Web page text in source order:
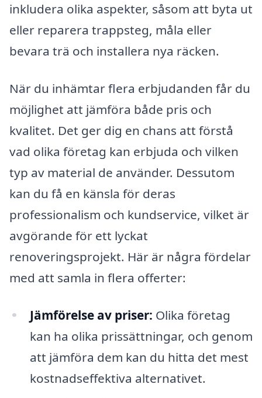
inkludera olika aspekter, såsom att byta ut
eller reparera trappsteg, måla eller
bevara trä och installera nya räcken.
När du inhämtar flera erbjudanden får du
möjlighet att jämföra både pris och
kvalitet. Det ger dig en chans att förstå
vad olika företag kan erbjuda och vilken
typ av material de använder. Dessutom
kan du få en känsla för deras
professionalism och kundservice, vilket är
avgörande för ett lyckat
renoveringsprojekt. Här är några fördelar
med att samla in flera offerter:
Jämförelse av priser: Olika företag
kan ha olika prissättningar, och genom
att jämföra dem kan du hitta det mest
kostnadseffektiva alternativet.